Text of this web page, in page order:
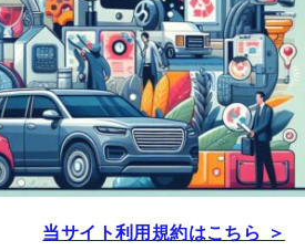
当サイト利用規約はこちら ＞